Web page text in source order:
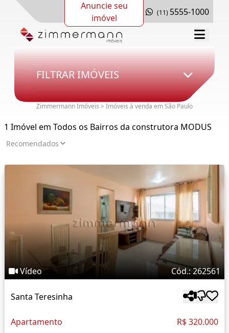
Anuncie seu
imóvel
(11) 5555-1000
FILTRAR IMÓVEIS
Zimmermann Imóveis > Imóveis à venda em São Paulo
1 Imóvel em Todos os Bairros da construtora MODUS
Vídeo Cód.: 262561
Santa Teresinha
Apartamento R$ 320.000